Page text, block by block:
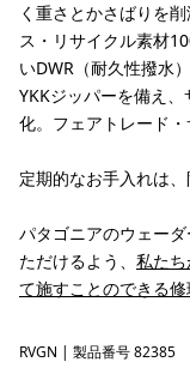
く重さとかさばりを
ス・リサイクル素材
いDWR（耐久性撥水
YKKジッパーを備え
化。フェアトレード
定期的なお手入れは
パタゴニアのウェー
ただけるよう、 私た
て施すことのできる修
River Rock Green
RVGN | 製品番号 82385